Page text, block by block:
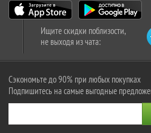
Ищите скидки поблизости,
не выходя из чата:
Сэкономьте до 90% при любых покупках
Подпишитесь на самые выгодные